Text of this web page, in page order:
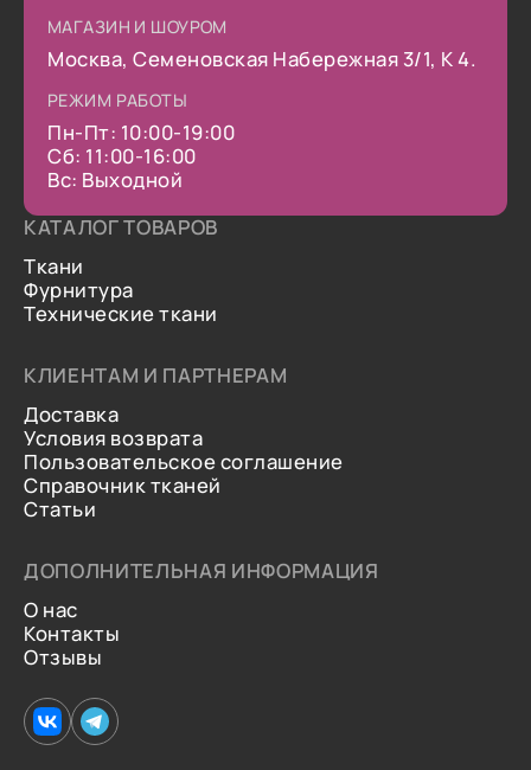
МАГАЗИН И ШОУРОМ
Москва, Семеновская Набережная 3/1, К 4.
РЕЖИМ РАБОТЫ
Пн-Пт: 10:00-19:00
Сб: 11:00-16:00
Вс: Выходной
КАТАЛОГ ТОВАРОВ
Ткани
Фурнитура
Технические ткани
КЛИЕНТАМ И ПАРТНЕРАМ
Доставка
Условия возврата
Пользовательское соглашение
Справочник тканей
Статьи
ДОПОЛНИТЕЛЬНАЯ ИНФОРМАЦИЯ
О нас
Контакты
Отзывы